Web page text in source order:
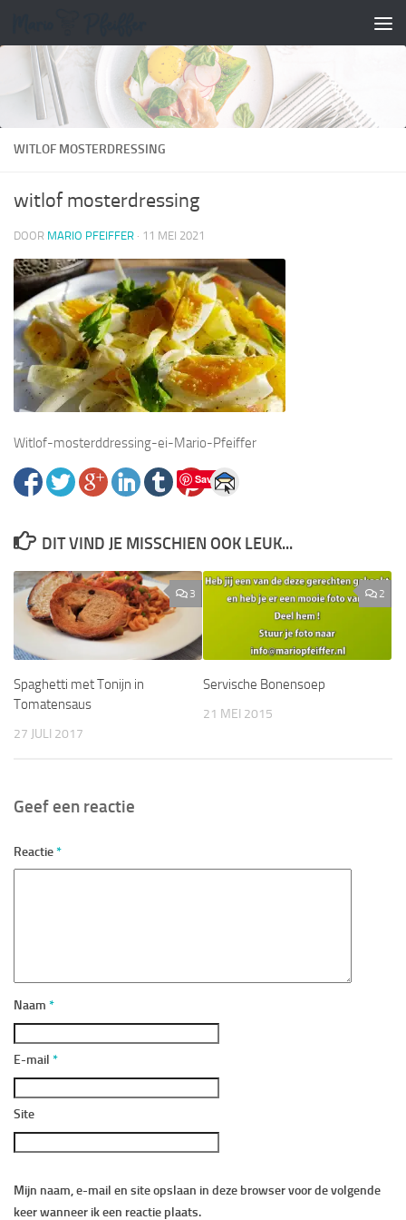
WITLOF MOSTERDRESSING
witlof mosterdressing
DOOR MARIO PFEIFFER · 11 MEI 2021
Witlof-mosterddressing-ei-Mario-Pfeiffer
Save
DIT VIND JE MISSCHIEN OOK LEUK...
3
Spaghetti met Tonijn in
Tomatensaus
27 JULI 2017
2
Servische Bonensoep
21 MEI 2015
Geef een reactie
Reactie*
Naam *
E-mail *
Site
Mijn naam, e-mail en site opslaan in deze browser voor de volgende
keer wanneer ik een reactie plaats.